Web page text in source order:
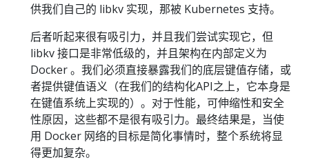
供我们自己的 libkv 实现，那被 Kubernetes 支持。
后者听起来很有吸引力，并且我们尝试实现它，但
libkv 接口是非常低级的，并且架构在内部定义为
Docker 。我们必须直接暴露我们的底层键值存储，或
者提供键值语义（在我们的结构化API之上，它本身是
在键值系统上实现的）。对于性能，可伸缩性和安全
性原因，这些都不是很有吸引力。最终结果是，当使
用 Docker 网络的目标是简化事情时，整个系统将显
得更加复杂。